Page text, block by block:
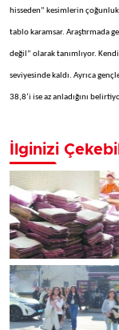
hisseden” kesimlerin
tablo karamsar. Araştırmada
değil” olarak tanımlıyor.
seviyesinde kaldı. Ayrıca
38,8’i ise az anladığını
İlginizi